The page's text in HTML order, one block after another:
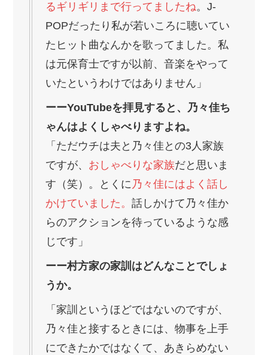
るギリギリまで行ってましたね。J-
POPだったり私が若いころに聴いてい
たヒット曲なんかを歌ってました。私
は元保育士ですが以前、音楽をやって
いたというわけではありません」
ーーYouTubeを拝見すると、乃々佳ち
ゃんはよくしゃべりますよね。
「ただウチは夫と乃々佳との3人家族
ですが、 おしゃべりな家族だと思いま
す（笑）。とくに乃々佳にはよく話し
かけていました。話しかけて乃々佳か
らのアクションを待っているような感
じです」
ーー村方家の家訓はどんなことでしょ
うか。
「家訓というほどではないのですが、
乃々佳と接するときには、物事を上手
にできたかではなくて、あきらめない